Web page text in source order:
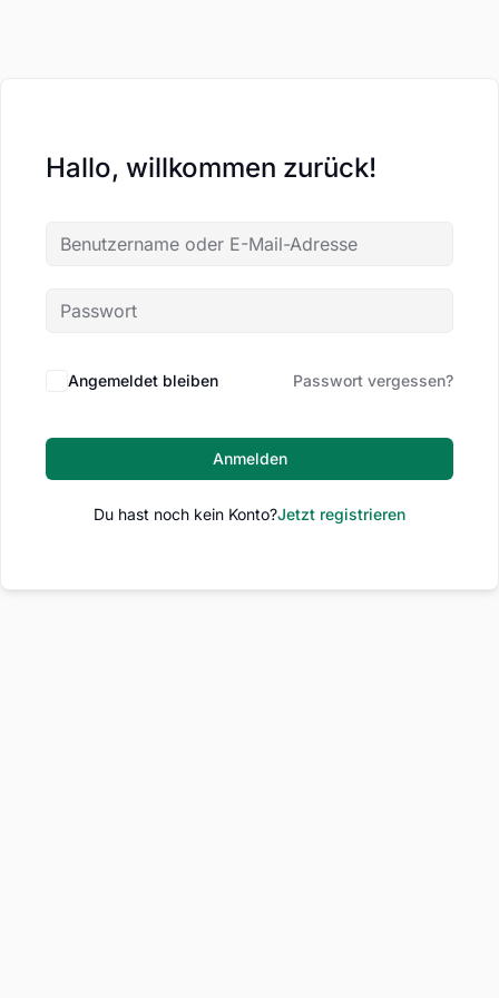
Hallo, willkommen zurück!
Angemeldet bleiben Passwort vergessen?
Anmelden
Du hast noch kein Konto?Jetzt registrieren